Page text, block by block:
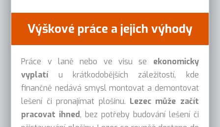
Výškové práce a jejich výhody
Práce v laně nebo ve visu se ekonomicky
vyplatíu krátkodobějších záležitostí, kde
finančně nedává smysl montovat a demontovat
lešení či pronajímat plošinu. Lezec může začít
pracovat ihned, bez potřeby budování lešení či